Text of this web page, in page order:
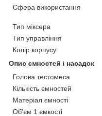
Сфера використання
Тип міксера
Тип управління
Колір корпусу
Опис ємностей і насадок
Голова тестомеса
Кількість ємностей
Матеріал ємності
Об'єм 1 ємкості